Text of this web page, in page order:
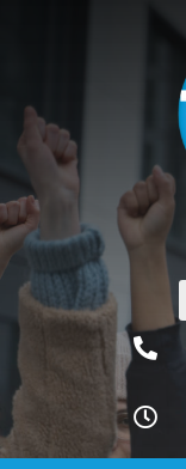

